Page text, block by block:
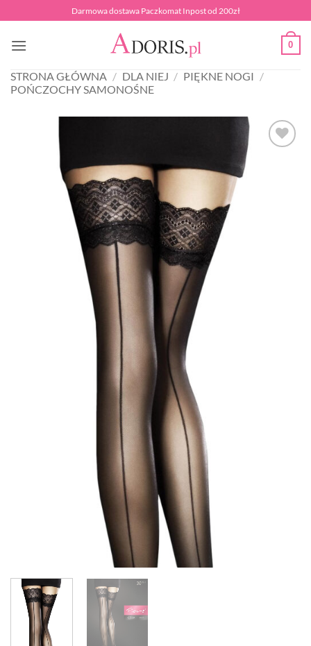
do
zawartości
Darmowa dostawa Paczkomat Inpost od 200zł
0
STRONA GŁÓWNA / DLA NIEJ / PIĘKNE NOGI /
POŃCZOCHY SAMONOŚNE